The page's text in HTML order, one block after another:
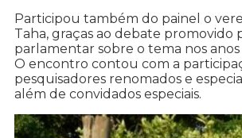
Participou também do painel o
Taha, graças ao debate promovido
parlamentar sobre o tema nos anos
O encontro contou com a
pesquisadores renomados e
além de convidados especiais.